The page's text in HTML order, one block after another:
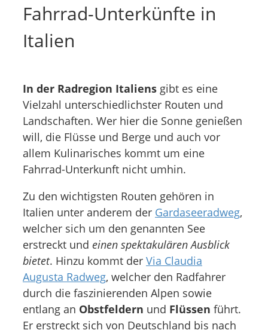
Fahrrad-Unterkünfte in
Italien
In der Radregion Italiens gibt es eine
Vielzahl unterschiedlichster Routen und
Landschaften. Wer hier die Sonne genießen
will, die Flüsse und Berge und auch vor
allem Kulinarisches kommt um eine
Fahrrad-Unterkunft nicht umhin.
Zu den wichtigsten Routen gehören in
Italien unter anderem der Gardaseeradweg,
welcher sich um den genannten See
erstreckt und einen spektakulären Ausblick
bietet. Hinzu kommt der Via Claudia
Augusta Radweg, welcher den Radfahrer
durch die faszinierenden Alpen sowie
entlang an Obstfeldern und Flüssen führt.
Er erstreckt sich von Deutschland bis nach